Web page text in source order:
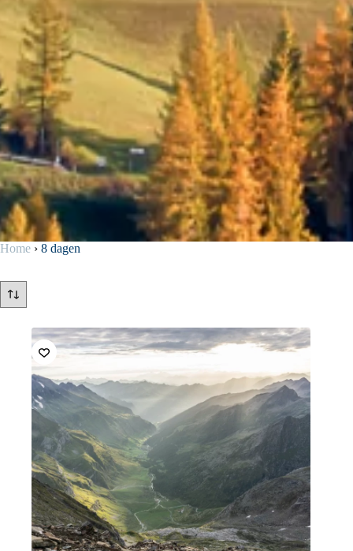
Home › 8 dagen